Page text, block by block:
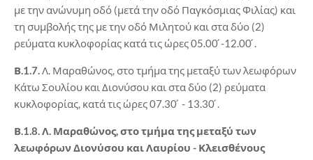
με την ανώνυμη οδό (μετά την οδό Παγκόσμιας Φιλίας) και
τη συμβολής της με την οδό Μιλητού και στα δύο (2)
ρεύματα κυκλοφορίας κατά τις ώρες 05.00 ́-12.00 ́.
Β.1.7.Λ. Μαραθώνος, στο τμήμα της μεταξύ των λεωφόρων
Κάτω Σουλίου και Διονύσου και στα δύο (2) ρεύματα
κυκλοφορίας, κατά τις ώρες 07.30 ́ - 13.30 ́.
Β.1.8. Λ. Μαραθώνος, στο τμήμα της μεταξύ των
λεωφόρων Διονύσου και Λαυρίου - Κλεισθένους